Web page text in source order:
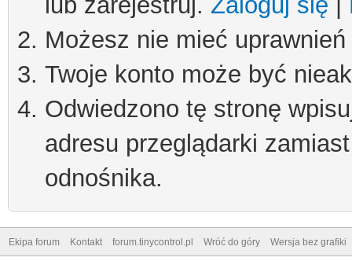
Możesz nie mieć
Twoje konto może być
Odwiedzono tę stronę
adresu przeglądarki
odnośnika.
Ekipa forum Kontakt forum.tinycontrol.pl Wróć do góry Wersja bez grafiki